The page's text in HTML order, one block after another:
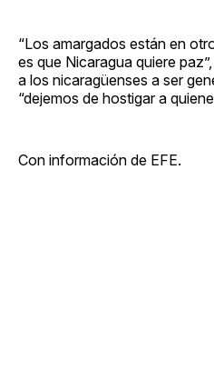
“Los amargados están en
es que Nicaragua quiere
a los nicaragüenses a ser
“dejemos de hostigar a
Con información de EFE.